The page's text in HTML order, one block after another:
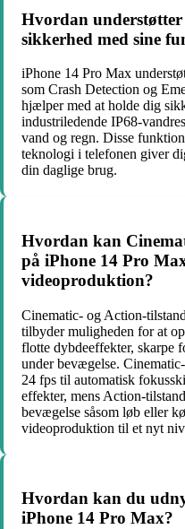
Hvordan
sikkerhed med sine
iPhone 14 Pro Max
som Crash Detection og
hjælper med at holde dig
industriledende IP68-
vand og regn. Disse
teknologi i telefonen giver
din daglige brug.
Hvordan kan
på iPhone 14 Pro
videoproduktion?
Cinematic- og Action-
tilbyder muligheden for at
flotte dybdeeffekter, skarpe
under bevægelse.
24 fps til automatisk
effekter, mens Action-
bevægelse såsom løb eller
videoproduktion til et nyt
Hvordan kan du
iPhone 14 Pro Max?